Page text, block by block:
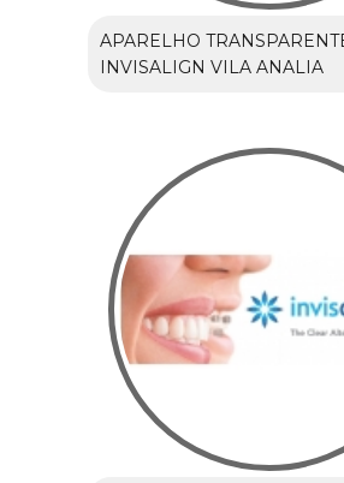
APARELHO
INVISALIGN VILA ANALIA